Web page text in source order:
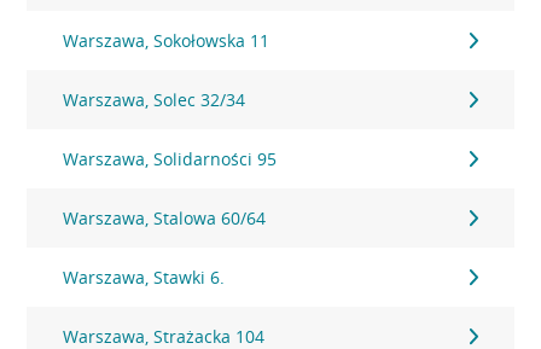
Warszawa, Sokołowska 11
Warszawa, Solec 32/34
Warszawa, Solidarności 95
Warszawa, Stalowa 60/64
Warszawa, Stawki 6.
Warszawa, Strażacka 104